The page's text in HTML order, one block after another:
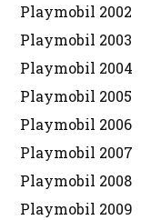
Playmobil 2002
Playmobil 2003
Playmobil 2004
Playmobil 2005
Playmobil 2006
Playmobil 2007
Playmobil 2008
Playmobil 2009